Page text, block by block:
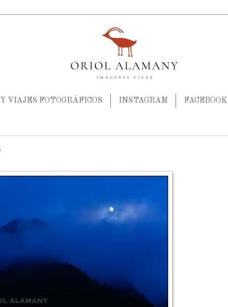
VIAJES FOTOGRÁFICOS INSTAGRAM FACEBOOK